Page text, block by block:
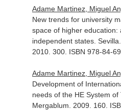
Adame Martinez, Miguel
New trends for university
space of higher education:
independent states.
2010. 300. ISBN 978-84-
Adame Martinez, Miguel
Development of
needs of the HE System of
Mergablum. 2009. 160.